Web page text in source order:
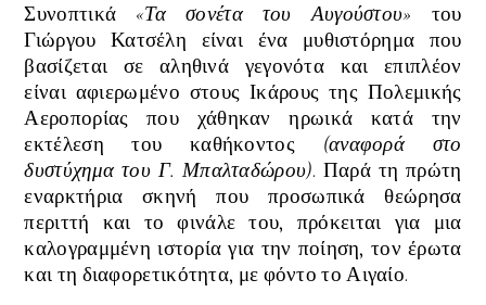
Συνοπτικά «Τα σονέτα του Αυγούστου» του
Γιώργου Κατσέλη
είναι ένα μυθιστόρημα που
βασίζεται σε αληθινά γεγονότα και επιπλέον
είναι αφιερωμένο στους Ικάρους της Πολεμικής
Αεροπορίας που χάθηκαν ηρωικά κατά την
εκτέλεση του καθήκοντος (αναφορά στο
δυστύχημα του Γ. Μπαλταδώρου). Παρά τη πρώτη
εναρκτήρια σκηνή που προσωπικά θεώρησα
περιττή και το φινάλε του, πρόκειται για μια
καλογραμμένη ιστορία για την ποίηση, τον έρωτα
και τη διαφορετικότητα, με φόντο το Αιγαίο.